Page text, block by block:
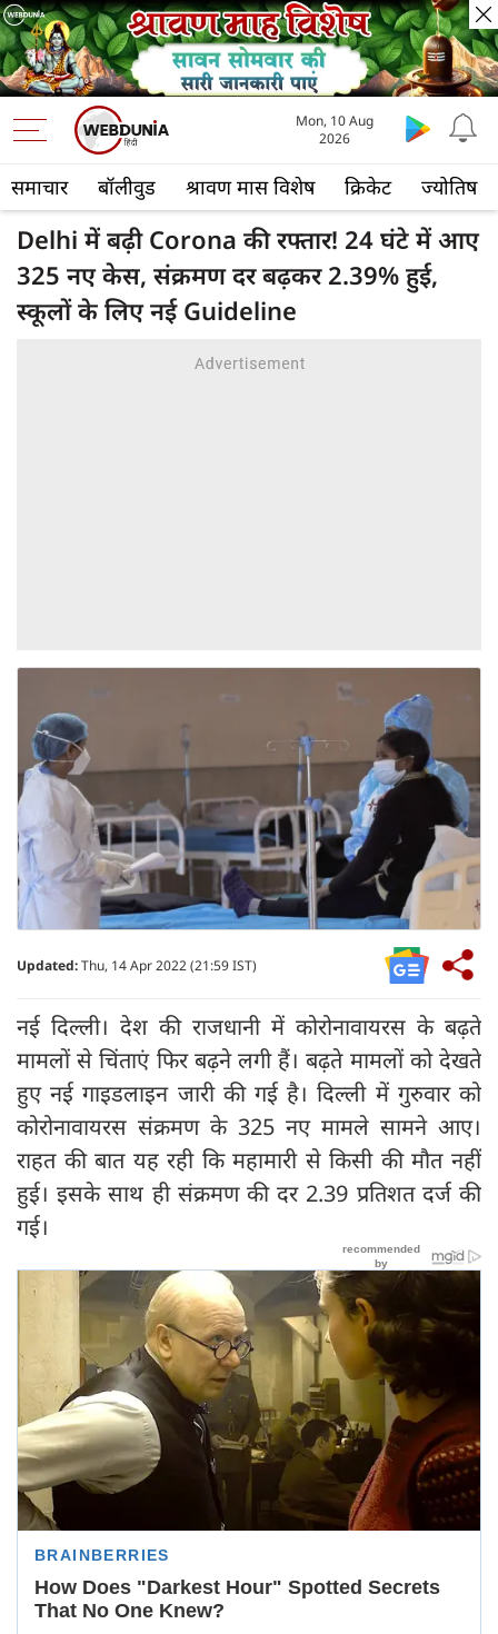
समाचार बॉलीवुड श्रावण मास विशेष क्रिकेट ज्योतिष
Mon, 10 Aug
2026
Delhi में बढ़ी Corona की रफ्तार! 24 घंटे में आए
325 नए केस, संक्रमण दर बढ़कर 2.39% हुई,
स्कूलों के लिए नई Guideline
Updated:Thu, 14 Apr 2022 (21:59 IST)
नई दिल्ली। देश की राजधानी में कोरोनावायरस के बढ़ते
मामलों से चिंताएं फिर बढ़ने लगी हैं। बढ़ते मामलों को देखते
हुए नई गाइडलाइन जारी की गई है। दिल्ली में गुरुवार को
कोरोनावायरस संक्रमण के 325 नए मामले सामने आए।
राहत की बात यह रही कि महामारी से किसी की मौत नहीं
हुई। इसके साथ ही संक्रमण की दर 2.39 प्रतिशत दर्ज की
गई।